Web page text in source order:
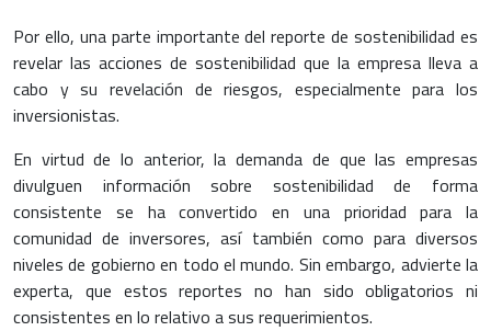
Por ello, una parte importante del reporte de sostenibilidad es
revelar las acciones de sostenibilidad que la empresa lleva a
cabo y su revelación de riesgos, especialmente para los
inversionistas.
En virtud de lo anterior, la demanda de que las empresas
divulguen información sobre sostenibilidad de forma
consistente se ha convertido en una prioridad para la
comunidad de inversores, así también como para diversos
niveles de gobierno en todo el mundo. Sin embargo, advierte la
experta, que estos reportes no han sido obligatorios ni
consistentes en lo relativo a sus requerimientos.